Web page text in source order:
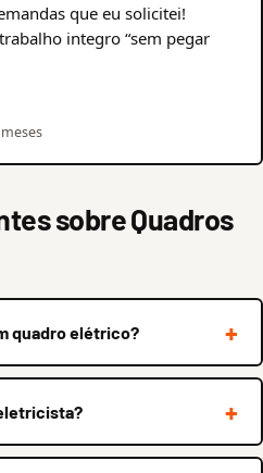
que eu solicitei!
integro “sem pegar
sobre Quadros
quadro elétrico?